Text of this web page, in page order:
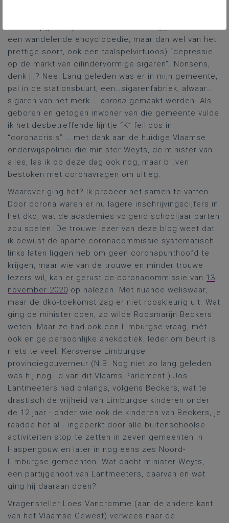
een wandelende encyclopedie, maar dan wel van het
prettige soort, ook een taalspelvirtuoos) “depressie
op de markt van cilindervormige sigaren”. Nonsens,
denk jij? Nee! Lang geleden was er in mijn gemeente,
pal in de stationsbuurt, een…sigarenfabriek, alwaar…
sigaren van het merk … corona gemaakt werden. Als
geboren en getogen inwoner van die gemeente vulde
ik het desbetreffende lijntje “K” feilloos in:
“coronacrisis” … met dank aan de huidige Vlaamse
onderwijspolitici die minister Weyts, de minister van
alles, las ik op deze dag ook nog, maar blijven
bestoken met coronavragen om uitleg.
Waarover ging het? Ik probeer het samen te vatten.
Door corona waren er nu lagere inschrijvingscijfers in
het dko, wat de academies volgend schooljaar parten
zou spelen. De trouwe lezer van deze blog weet dat
ik bewust de aparte coronacommissie systematisch
links laten liggen heb om geen coronapunthoofd te
krijgen, maar wie van de trouwe en minder trouwe
lezers wil, kan er gerust de coronacommissie van 13
november 2020 op nalezen. Met nuance weliswaar,
maar de dko-toekomst zag er niet rooskleurig uit. Wat
ging de minister doen, zo wilde Roosmarijn Beckers
weten. Maar ze had ook een Limburgse vraag, mét
ook enige persoonlijke anekdotiek. Ieder om beurt is
niets te veel. Kersverse Limburgse
provinciegouverneur (N.B. Nog niet zo lang geleden
was hij nog lid van dit Vlaams Parlement.) Jos
Lantmeeters had onlangs, volgens Beckers, wat te
drastisch de vrijheid van Limburgse kinderen onder
de 12 jaar - onder wie ook de kinderen van Beckers, je
raadde het al - ingeperkt door alle buitenschoolse
activiteiten stop te zetten in zeven gemeenten in
Haspengouw en later in nog eens zes Noord-
Limburgse gemeenten. Wat dacht minister Weyts,
een partijgenoot van Lantmeeters, daarvan en wat
ging hij daaraan doen?
Vragensteller Loes Vandromme (aan de andere kant
van het Vlaamse Gewest) verwees naar de